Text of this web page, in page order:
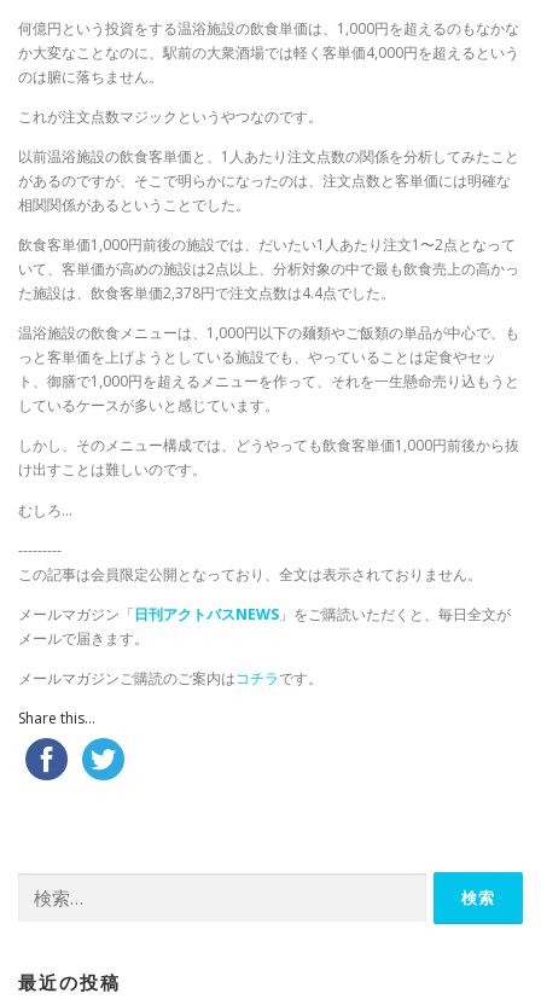
何億円という投資をする温浴施設の飲食単価は、1,000円を超えるのもなかな
か大変なことなのに、駅前の大衆酒場では軽く客単価4,000円を超えるという
のは腑に落ちません。
これが注文点数マジックというやつなのです。
以前温浴施設の飲食客単価と、1人あたり注文点数の関係を分析してみたこと
があるのですが、そこで明らかになったのは、注文点数と客単価には明確な
相関関係があるということでした。
飲食客単価1,000円前後の施設では、だいたい1人あたり注文1〜2点となって
いて、客単価が高めの施設は2点以上、分析対象の中で最も飲食売上の高かっ
た施設は、飲食客単価2,378円で注文点数は4.4点でした。
温浴施設の飲食メニューは、1,000円以下の麺類やご飯類の単品が中心で、も
っと客単価を上げようとしている施設でも、やっていることは定食やセッ
ト、御膳で1,000円を超えるメニューを作って、それを一生懸命売り込もうと
しているケースが多いと感じています。
しかし、そのメニュー構成では、どうやっても飲食客単価1,000円前後から抜
け出すことは難しいのです。
むしろ…
---------
この記事は会員限定公開となっており、全文は表示されておりません。
メールマガジン「日刊アクトパスNEWS 」をご購読いただくと、毎日全文が
メールで届きます。
メールマガジンご購読のご案内はコチラです。
Share this...
索:
最近の投稿